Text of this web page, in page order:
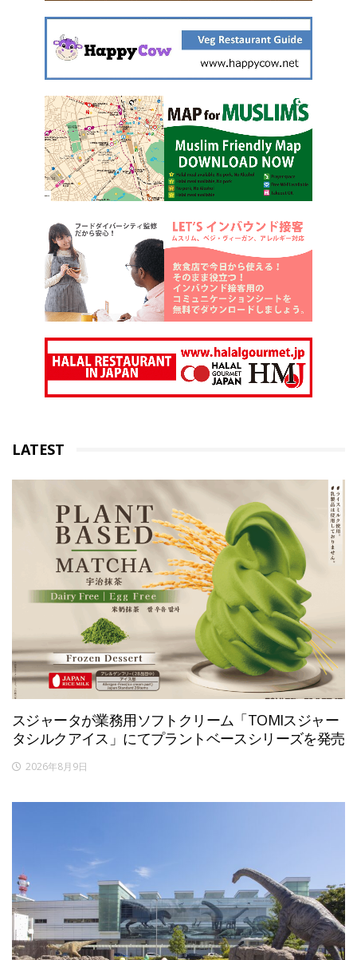
LATEST
スジャータが業務用ソフトクリーム「TOMIスジャー
タシルクアイス」にてプラントベースシリーズを発売
2026年8月9日